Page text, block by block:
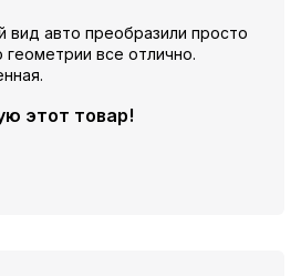
вид авто преобразили просто
все отлично.
этот товар!